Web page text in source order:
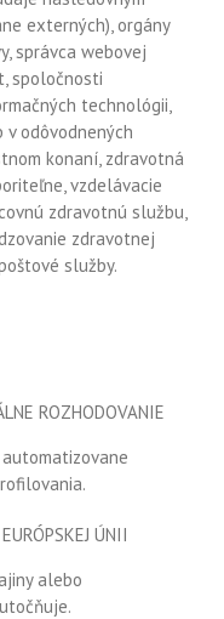
externých), orgány
správca webovej
spoločnosti
technológii,
odôvodnených
konaní, zdravotná
vzdelávacie
zdravotnú službu,
zdravotnej
služby.
ROZHODOVANIE
automatizovane
EURÓPSKEJ ÚNII
alebo